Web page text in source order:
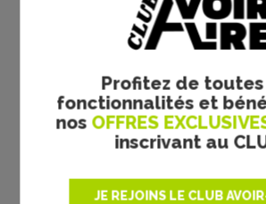
Profitez de toutes
fonctionnalités et
nos OFFRES
inscrivant au
JE REJOINS LE CLUB
Aymeric Lompret, Allan Barte /